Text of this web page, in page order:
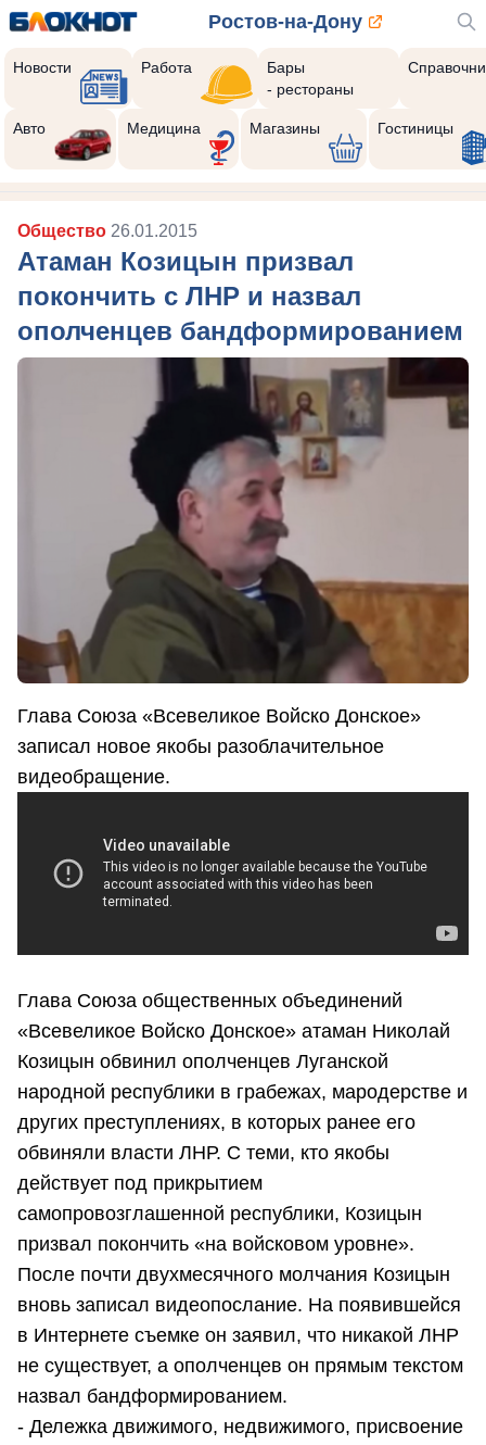
Ростов-на-Дону
Новости Работа
Бары
- рестораны
Авто Медицина Магазины Гостиницы
Общество 26.01.2015
Атаман Козицын призвал
покончить с ЛНР и назвал
ополченцев бандформированием
Глава Союза «Всевеликое Войско Донское»
записал новое якобы разоблачительное
видеобращение.
Глава Союза общественных объединений
«Всевеликое Войско Донское» атаман Николай
Козицын обвинил ополченцев Луганской
народной республики в грабежах, мародерстве и
других преступлениях, в которых ранее его
обвиняли власти ЛНР. С теми, кто якобы
действует под прикрытием
самопровозглашенной республики, Козицын
призвал покончить «на войсковом уровне».
После почти двухмесячного молчания Козицын
вновь записал видеопослание. На появившейся
в Интернете съемке он заявил, что никакой ЛНР
не существует, а ополченцев он прямым текстом
назвал бандформированием.
- Дележка движимого, недвижимого, присвоение